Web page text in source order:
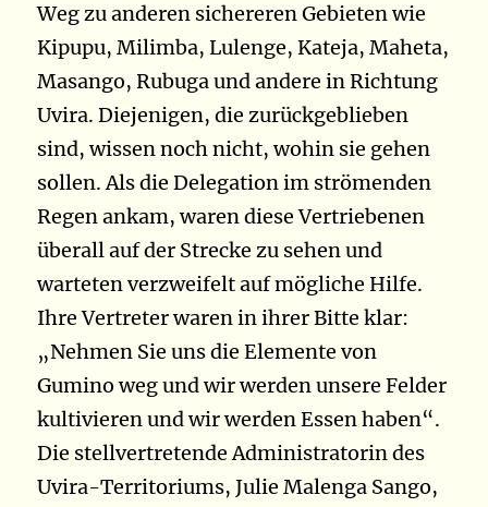
Weg zu anderen sichereren Gebieten wie
Kipupu, Milimba, Lulenge, Kateja, Maheta,
Masango, Rubuga und andere in Richtung
Uvira. Diejenigen, die zurückgeblieben
sind, wissen noch nicht, wohin sie gehen
sollen. Als die Delegation im strömenden
Regen ankam, waren diese Vertriebenen
überall auf der Strecke zu sehen und
warteten verzweifelt auf mögliche Hilfe.
Ihre Vertreter waren in ihrer Bitte klar:
„Nehmen Sie uns die Elemente von
Gumino weg und wir werden unsere Felder
kultivieren und wir werden Essen haben“.
Die stellvertretende Administratorin des
Uvira-Territoriums, Julie Malenga Sango,